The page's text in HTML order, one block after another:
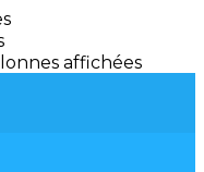
affichées